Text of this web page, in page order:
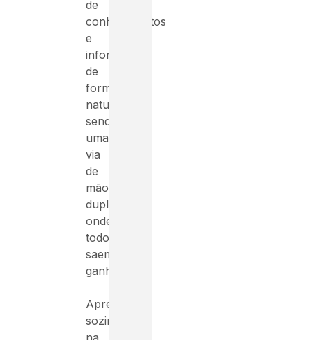
de
conhecimentos
e
informações
de
forma
natural,
sendo
uma
via
de
mão
dupla
onde
todos
saem
ganhando.
Aprender
sozinho